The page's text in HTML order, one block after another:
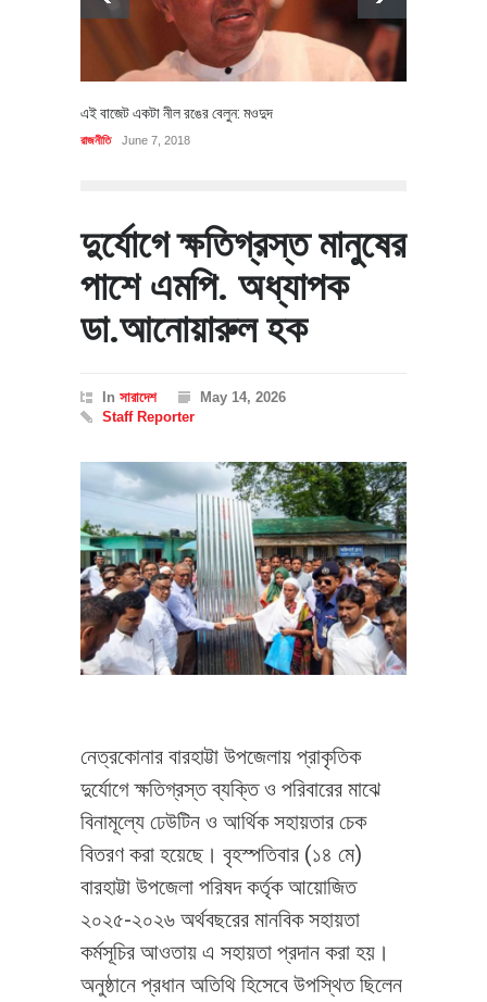
এই বাজেট একটা নীল রঙের বেলুন: মওদুদ
রাজনীতি June 7, 2018
দুর্যোগে ক্ষতিগ্রস্ত মানুষের
পাশে এমপি. অধ্যাপক
ডা.আনোয়ারুল হক
In সারাদেশ
May 14, 2026
Staff Reporter
নেত্রকোনার বারহাট্টা উপজেলায় প্রাকৃতিক
দুর্যোগে ক্ষতিগ্রস্ত ব্যক্তি ও পরিবারের মাঝে
বিনামূল্যে ঢেউটিন ও আর্থিক সহায়তার চেক
বিতরণ করা হয়েছে। বৃহস্পতিবার (১৪ মে)
বারহাট্টা উপজেলা পরিষদ কর্তৃক আয়োজিত
২০২৫-২০২৬ অর্থবছরের মানবিক সহায়তা
কর্মসূচির আওতায় এ সহায়তা প্রদান করা হয়।
অনুষ্ঠানে প্রধান অতিথি হিসেবে উপস্থিত ছিলেন